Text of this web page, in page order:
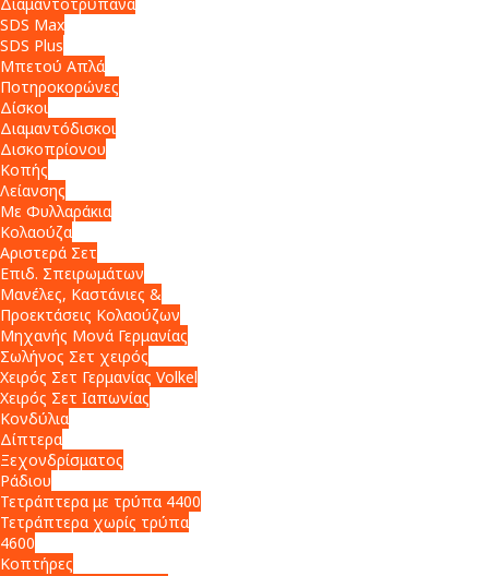
SDS Max
SDS Plus
Μπετού Απλά
Ποτηροκορώνες
Δίσκοι
Διαμαντόδισκοι
Δισκοπρίονου
Κοπής
Λείανσης
Με Φυλλαράκια
Κολαούζα
Αριστερά Σετ
Επιδ. Σπειρωμάτων
Μανέλες, Καστάνιες &
Προεκτάσεις Κολαούζων
Μηχανής Μονά Γερμανίας
Σωλήνος Σετ χειρός
Χειρός Σετ Γερμανίας Volkel
Χειρός Σετ Ιαπωνίας
Κονδύλια
Δίπτερα
Ξεχονδρίσματος
Ράδιου
Τετράπτερα με τρύπα 4400
Τετράπτερα χωρίς τρύπα
4600
Κοπτήρες